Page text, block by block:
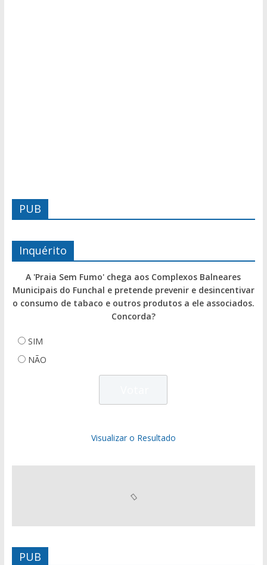
PUB
Inquérito
A 'Praia Sem Fumo' chega aos Complexos Balneares
Municipais do Funchal e pretende prevenir e desincentivar
o consumo de tabaco e outros produtos a ele associados.
Concorda?
SIM
NÃO
Visualizar o Resultado
PUB